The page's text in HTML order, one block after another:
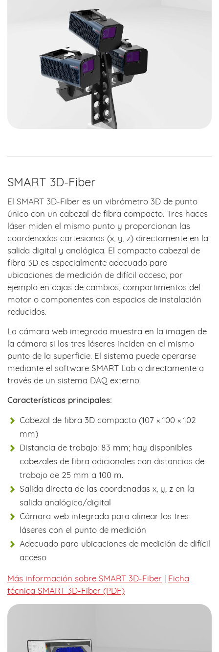
SMART 3D-Fiber
El SMART 3D-Fiber es un vibrómetro 3D de punto
único con un cabezal de fibra compacto. Tres haces
láser miden el mismo punto y proporcionan las
coordenadas cartesianas (x, y, z) directamente en la
salida digital y analógica. El compacto cabezal de
fibra 3D es especialmente adecuado para
ubicaciones de medición de difícil acceso, por
ejemplo en cajas de cambios, compartimentos del
motor o componentes con espacios de instalación
reducidos.
La cámara web integrada muestra en la imagen de
la cámara si los tres láseres inciden en el mismo
punto de la superficie. El sistema puede operarse
mediante el software SMART Lab o directamente a
través de un sistema DAQ externo.
Características principales:
Cabezal de fibra 3D compacto (107 × 100 × 102
mm)
Distancia de trabajo: 83 mm; hay disponibles
cabezales de fibra adicionales con distancias de
trabajo de 25 mm a 100 m.
Salida directa de las coordenadas x, y, z en la
salida analógica/digital
Cámara web integrada para alinear los tres
láseres con el punto de medición
Adecuado para ubicaciones de medición de difícil
acceso
Más información sobre SMART 3D-Fiber | Ficha
técnica SMART 3D-Fiber (PDF)